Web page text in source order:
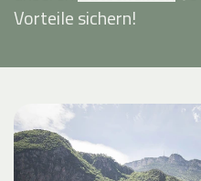
Vorteile sichern!